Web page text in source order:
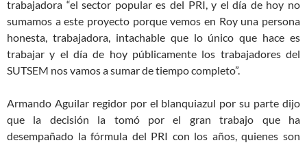
trabajadora “el sector popular es del PRI, y el día de hoy no
sumamos a este proyecto porque vemos en Roy una persona
honesta, trabajadora, intachable que lo único que hace es
trabajar y el día de hoy públicamente los trabajadores del
SUTSEM nos vamos a sumar de tiempo completo”.
Armando Aguilar regidor por el blanquiazul por su parte dijo
que la decisión la tomó por el gran trabajo que ha
desempañado la fórmula del PRI con los años, quienes son